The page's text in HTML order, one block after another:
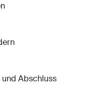
Abschluss